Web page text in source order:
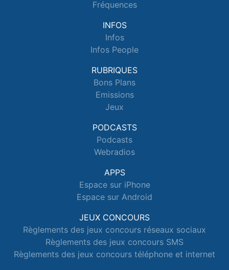
Fréquences
INFOS
Infos
Infos People
RUBRIQUES
Bons Plans
Emissions
Jeux
PODCASTS
Podcasts
Webradios
APPS
Espace sur iPhone
Espace sur Android
JEUX CONCOURS
Règlements des jeux concours réseaux sociaux
Règlements des jeux concours SMS
Règlements des jeux concours téléphone et internet